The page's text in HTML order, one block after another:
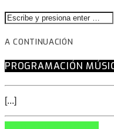
A CONTINUACIÓN
PROGRAMACIÓN
[...]